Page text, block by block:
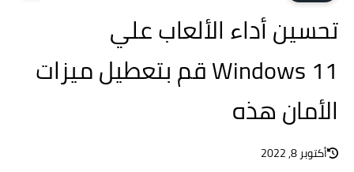
تحسين أداء الألعاب علي
Windows 11 قم بتعطيل ميزات
الأمان هذه
أكتوبر 8, 2022